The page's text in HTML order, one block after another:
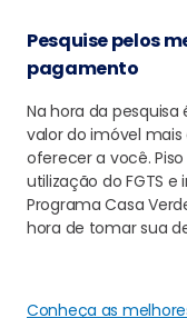
Pesquise pelos
pagamento
Na hora da
valor do imóvel
oferecer a você.
utilização do FGTS
Programa Casa
hora de tomar sua
Conheça as